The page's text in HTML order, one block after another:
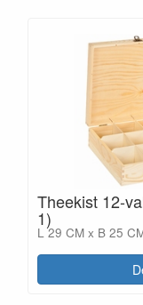
Theekist 12-
1)
L 29 CM x B 25